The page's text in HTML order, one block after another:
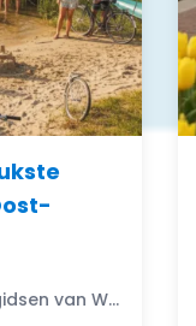
Ontdek de nieuwe Eropuit in... gidsen van WattedoenVandaag. Compacte A5-gidsen boordevol uitjes, natuur, horeca en tips uit de regio.